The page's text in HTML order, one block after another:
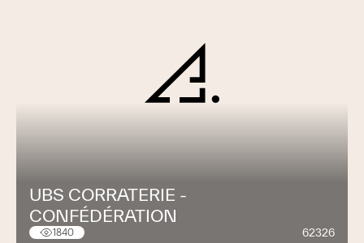
UBS CORRATERIE -
CONFÉDÉRATION
1840 62326